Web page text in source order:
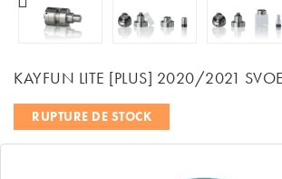
KAYFUN LITE [PLUS] 2020/2021
RUPTURE DE STOCK